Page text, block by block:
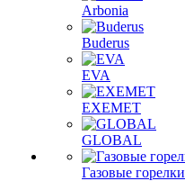
Arbonia
Buderus
EVA
EXEMET
GLOBAL
Газовые горелки